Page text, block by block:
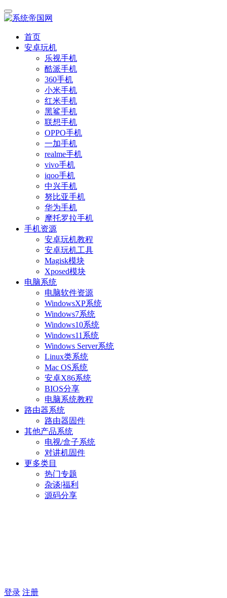
首页
安卓玩机
乐视手机
酷派手机
360手机
小米手机
红米手机
黑鲨手机
联想手机
OPPO手机
一加手机
realme手机
vivo手机
iqoo手机
中兴手机
努比亚手机
华为手机
摩托罗拉手机
手机资源
安卓玩机教程
安卓玩机工具
Magisk模块
Xposed模块
电脑系统
电脑软件资源
WindowsXP系统
Windows7系统
Windows10系统
Windows11系统
Windows Server系统
Linux类系统
Mac OS系统
安卓X86系统
BIOS分享
电脑系统教程
路由器系统
路由器固件
其他产品系统
电视/盒子系统
对讲机固件
更多类目
热门专题
杂谈|福利
源码分享
登录 注册